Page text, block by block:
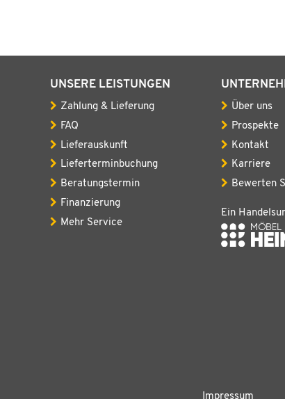
UNSERE LEISTUNGEN
Zahlung & Lieferung
FAQ
Lieferauskunft
Lieferterminbuchung
Beratungstermin
Finanzierung
Mehr Service
Über uns
Prospekte
Kontakt
Karriere
Bewerten
Ein
Impressum